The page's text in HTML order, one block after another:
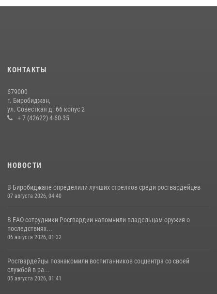
КОНТАКТЫ
679000
г. Биробиджан,
ул. Совесткая д. 66 копус 2
+ 7 (42622) 4-60-35
НОВОСТИ
В Биробиджане определили лучших стрелков среди росгвардейцев
07 августа 2026, 04:40
В ЕАО сотрудники Росгвардии напомнили владельцам оружия о
последствиях...
06 августа 2026, 01:32
Росгвардейцы познакомили воспитанников соццентра со своей
службой в ра...
05 августа 2026, 01:41